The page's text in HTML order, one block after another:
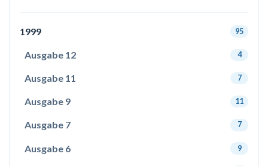
1999 95
Ausgabe 12 4
Ausgabe 11 7
Ausgabe 9 11
Ausgabe 7 7
Ausgabe 6 9